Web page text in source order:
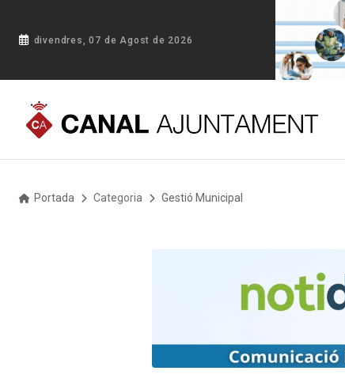
divendres, 07 de Agost de 2026
Portada Categoria Gestió Municipal